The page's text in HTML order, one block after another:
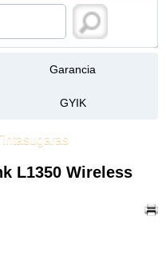
Garancia
GYIK
L1350 Wireless